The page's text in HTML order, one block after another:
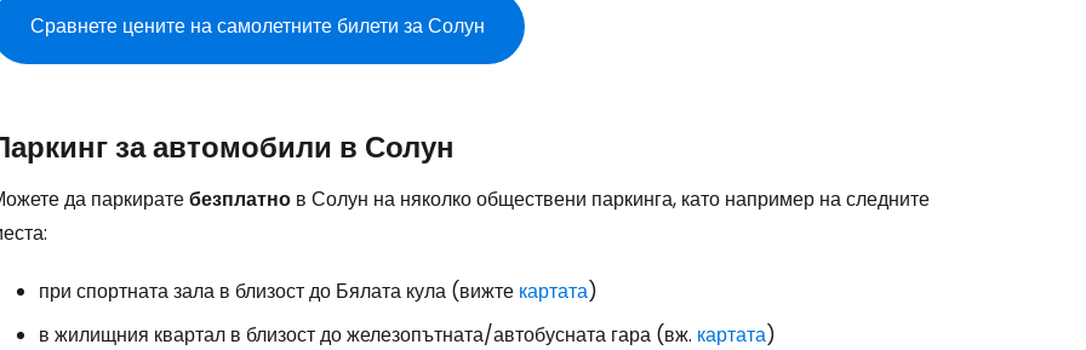
Сравнете цените на самолетните билети за Солун
за автомобили в Солун
да паркиратебезплатно в Солун на няколко обществени паркинга, като например на следните
при спортната зала в близост до Бялата кула (вижте картата)
в жилищния квартал в близост до железопътната/автобусната гара (вж. картата)
Влезте в Cestee